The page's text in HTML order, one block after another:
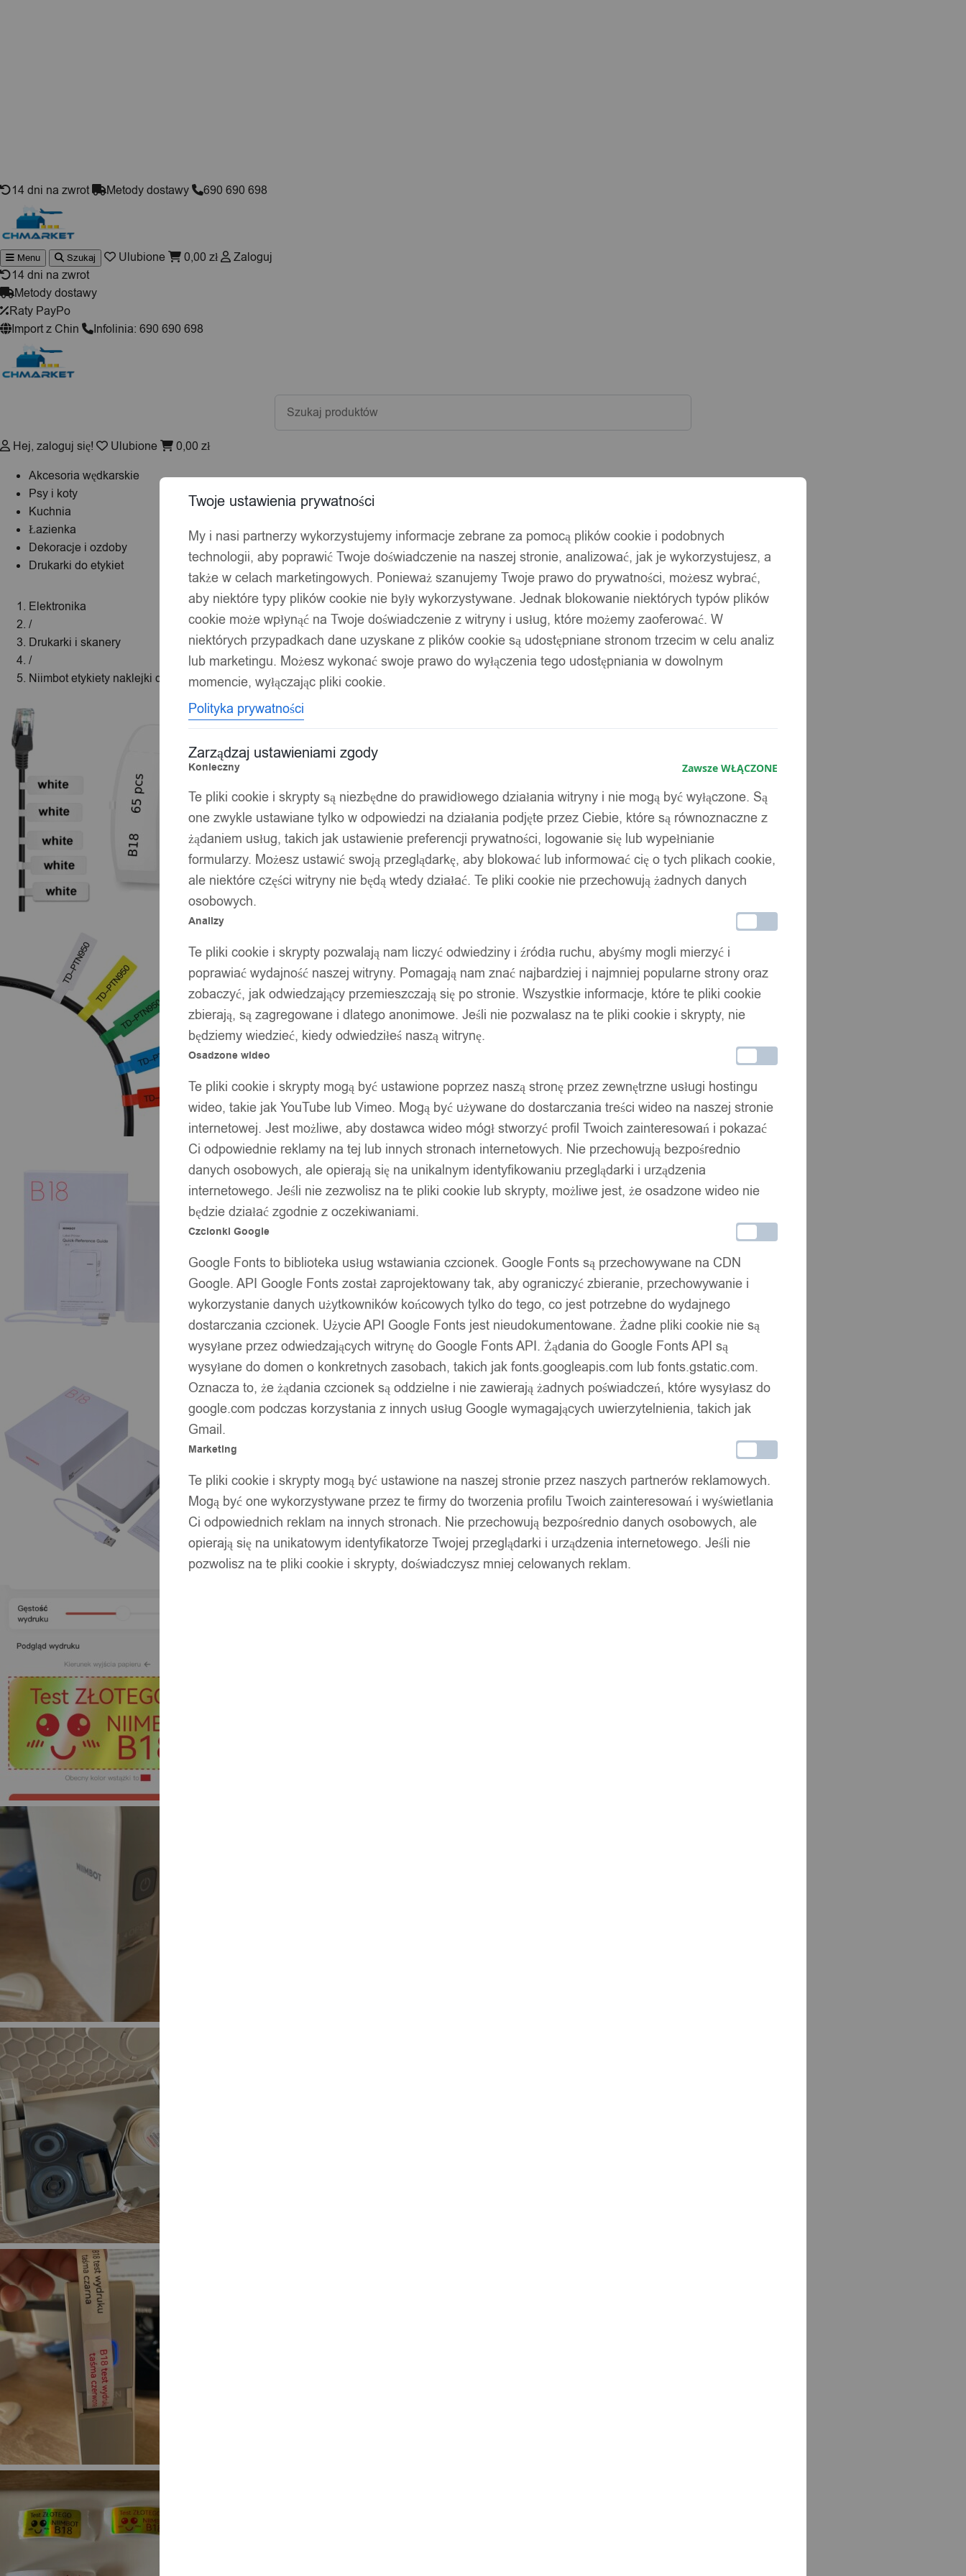
14 dni na zwrot Metody dostawy 690 690 698
Menu Szukaj Ulubione 0,00 zł
Zaloguj
14 dni na zwrot
Metody dostawy
Raty PayPo
Import z Chin
Infolinia: 690 690 698
Wyszukiwarka
produktów
Hej, zaloguj się! Ulubione 0,00 zł
Akcesoria wędkarskie
Psy i koty
Kuchnia
Łazienka
Dekoracje i ozdoby
Drukarki do etykiet
Elektronika
/
Drukarki i skanery
/
Niimbot etykiety naklejki do b18 n1 białe do kabli
Twoje ustawienia prywatności
My i nasi partnerzy wykorzystujemy informacje zebrane za pomocą plików cookie i podobnych
technologii, aby poprawić Twoje doświadczenie na naszej stronie, analizować, jak je wykorzystujesz, a
także w celach marketingowych. Ponieważ szanujemy Twoje prawo do prywatności, możesz wybrać,
aby niektóre typy plików cookie nie były wykorzystywane. Jednak blokowanie niektórych typów plików
cookie może wpłynąć na Twoje doświadczenie z witryny i usług, które możemy zaoferować. W
niektórych przypadkach dane uzyskane z plików cookie są udostępniane stronom trzecim w celu analiz
lub marketingu. Możesz wykonać swoje prawo do wyłączenia tego udostępniania w dowolnym
momencie, wyłączając pliki cookie.
Polityka prywatności
Zarządzaj ustawieniami zgody
Konieczny Zawsze WŁĄCZONE
Te pliki cookie i skrypty są niezbędne do prawidłowego działania witryny i nie mogą być wyłączone. Są
one zwykle ustawiane tylko w odpowiedzi na działania podjęte przez Ciebie, które są równoznaczne z
żądaniem usług, takich jak ustawienie preferencji prywatności, logowanie się lub wypełnianie
formularzy. Możesz ustawić swoją przeglądarkę, aby blokować lub informować cię o tych plikach cookie,
ale niektóre części witryny nie będą wtedy działać. Te pliki cookie nie przechowują żadnych danych
osobowych.
Analizy
Te pliki cookie i skrypty pozwalają nam liczyć odwiedziny i źródła ruchu, abyśmy mogli mierzyć i
poprawiać wydajność naszej witryny. Pomagają nam znać najbardziej i najmniej popularne strony oraz
zobaczyć, jak odwiedzający przemieszczają się po stronie. Wszystkie informacje, które te pliki cookie
zbierają, są zagregowane i dlatego anonimowe. Jeśli nie pozwalasz na te pliki cookie i skrypty, nie
będziemy wiedzieć, kiedy odwiedziłeś naszą witrynę.
Osadzone wideo
Te pliki cookie i skrypty mogą być ustawione poprzez naszą stronę przez zewnętrzne usługi hostingu
wideo, takie jak YouTube lub Vimeo. Mogą być używane do dostarczania treści wideo na naszej stronie
internetowej. Jest możliwe, aby dostawca wideo mógł stworzyć profil Twoich zainteresowań i pokazać
Ci odpowiednie reklamy na tej lub innych stronach internetowych. Nie przechowują bezpośrednio
danych osobowych, ale opierają się na unikalnym identyfikowaniu przeglądarki i urządzenia
internetowego. Jeśli nie zezwolisz na te pliki cookie lub skrypty, możliwe jest, że osadzone wideo nie
będzie działać zgodnie z oczekiwaniami.
Czcionki Google
Google Fonts to biblioteka usług wstawiania czcionek. Google Fonts są przechowywane na CDN
Google. API Google Fonts został zaprojektowany tak, aby ograniczyć zbieranie, przechowywanie i
wykorzystanie danych użytkowników końcowych tylko do tego, co jest potrzebne do wydajnego
dostarczania czcionek. Użycie API Google Fonts jest nieudokumentowane. Żadne pliki cookie nie są
wysyłane przez odwiedzających witrynę do Google Fonts API. Żądania do Google Fonts API są
wysyłane do domen o konkretnych zasobach, takich jak fonts.googleapis.com lub fonts.gstatic.com.
Oznacza to, że żądania czcionek są oddzielne i nie zawierają żadnych poświadczeń, które wysyłasz do
google.com podczas korzystania z innych usług Google wymagających uwierzytelnienia, takich jak
Gmail.
Marketing
Te pliki cookie i skrypty mogą być ustawione na naszej stronie przez naszych partnerów reklamowych.
Mogą być one wykorzystywane przez te firmy do tworzenia profilu Twoich zainteresowań i wyświetlania
Ci odpowiednich reklam na innych stronach. Nie przechowują bezpośrednio danych osobowych, ale
opierają się na unikatowym identyfikatorze Twojej przeglądarki i urządzenia internetowego. Jeśli nie
pozwolisz na te pliki cookie i skrypty, doświadczysz mniej celowanych reklam.